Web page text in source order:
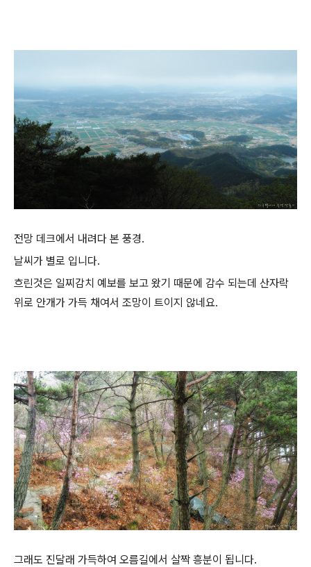
전망 데크에서 내려다 본 풍경.
날씨가 별로 입니다.
흐린것은 일찌감치 예보를 보고 왔기 때문에 감수 되는데 산자락
위로 안개가 가득 채여서 조망이 트이지 않네요.
그래도 진달래 가득하여 오름길에서 살짝 흥분이 됩니다.